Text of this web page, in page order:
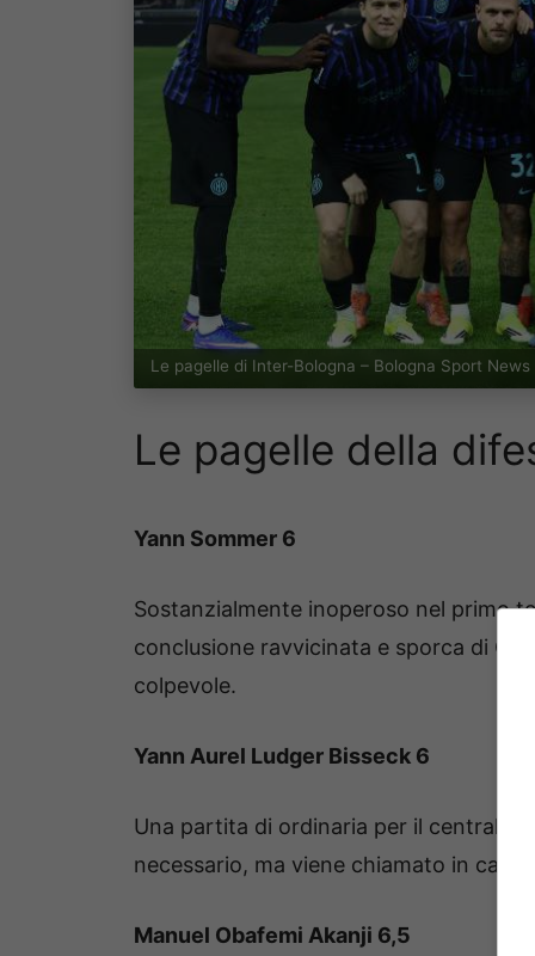
Le pagelle di Inter-Bologna – Bologna Sport
Le pagelle della
Yann Sommer 6
Sostanzialmente inoperoso nel primo
conclusione ravvicinata e sporca di
colpevole.
Yann Aurel Ludger Bisseck 6
Una partita di ordinaria per il centrale
necessario, ma viene chiamato in
Manuel Obafemi Akanji 6,5